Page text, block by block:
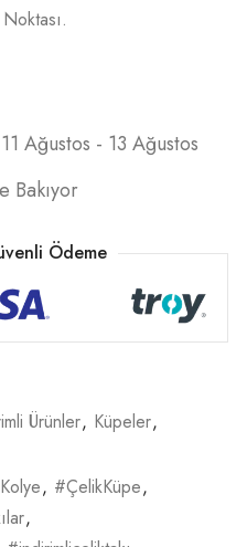
11 Ağustos - 13 Ağustos
Bakıyor
Ödeme
Ürünler, Küpeler,
, #ÇelikKüpe,
,